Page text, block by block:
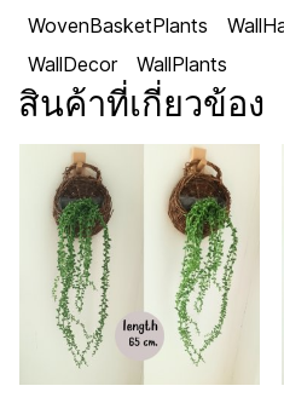
WovenBasketPlants
WallDecor
WallPlants
สินค้าที่เกี่ยวข้อง